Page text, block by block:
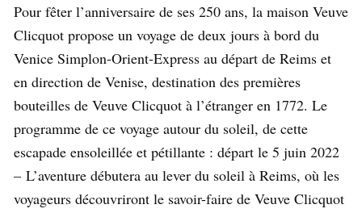
Pour fêter l’anniversaire de ses 250 ans, la maison Veuve
Clicquot propose un voyage de deux jours à bord du
Venice Simplon-Orient-Express au départ de Reims et
en direction de Venise, destination des premières
bouteilles de Veuve Clicquot à l’étranger en 1772. Le
programme de ce voyage autour du soleil, de cette
escapade ensoleillée et pétillante : départ le 5 juin 2022
– L’aventure débutera au lever du soleil à Reims, où les
voyageurs découvriront le savoir-faire de Veuve Clicquot